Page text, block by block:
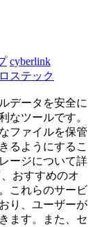
cyberlink
ステック
データを安全に
なツールです。
ファイルを保管
るようにするこ
ージについて詳
おすすめのオ
これらのサービ
り、ユーザーが
ます。また、セ